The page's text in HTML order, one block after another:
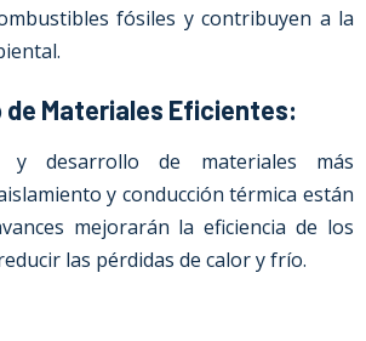
fósiles y contribuyen a la
de Materiales Eficientes:
y desarrollo de materiales más
y conducción térmica están
mejorarán la eficiencia de los
las pérdidas de calor y frío.